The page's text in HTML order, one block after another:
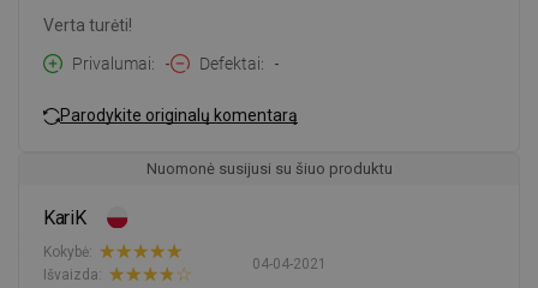
Verta turėti!
Privalumai
- Defektai -
Parodykite originalų komentarą
Nuomonė susijusi su šiuo produktu
KariK
04-04-2021
Kokybė:
Išvaizda: